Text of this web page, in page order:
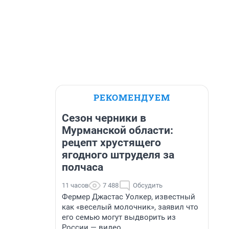
РЕКОМЕНДУЕМ
Сезон черники в
Мурманской области:
рецепт хрустящего
ягодного штруделя за
полчаса
11 часов 7 488 Обсудить
Фермер Джастас Уолкер, известный
как «веселый молочник», заявил что
его семью могут выдворить из